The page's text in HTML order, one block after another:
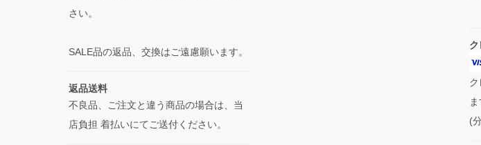
さい。
SALE品の返品、交換はご遠慮願います。
返品送料
不良品、ご注文と違う商品の場合は、当
店負担 着払いにてご送付ください。
ク
ま
(